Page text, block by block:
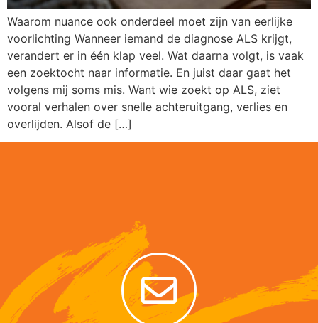
Waarom nuance ook onderdeel moet zijn van eerlijke
voorlichting Wanneer iemand de diagnose ALS krijgt,
verandert er in één klap veel. Wat daarna volgt, is vaak
een zoektocht naar informatie. En juist daar gaat het
volgens mij soms mis. Want wie zoekt op ALS, ziet
vooral verhalen over snelle achteruitgang, verlies en
overlijden. Alsof de […]